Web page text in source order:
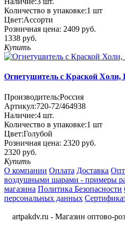
Количество в упаковке:1 шт
Цвет:Ассорти
Розничная цена: 2409 руб.
1338 руб.
Купить
Огнетушитель с Краской Холи,
Производитель:Россия
Артикул:720-72/464938
Наличие:4 шт.
Количество в упаковке:1 шт
Цвет:Голубой
Розничная цена: 2320 руб.
2320 руб.
Купить
О компании Оплата Доставка
воздушными шарами - примеры
магазина Политика Безопасности
персональных данных
artpakdv.ru - Магазин оптово-